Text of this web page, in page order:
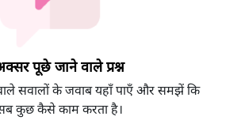
पूछे जाने वाले प्रश्न
सवालों के जवाब यहाँ पाएँ और समझें कि
कुछ कैसे काम करता है।